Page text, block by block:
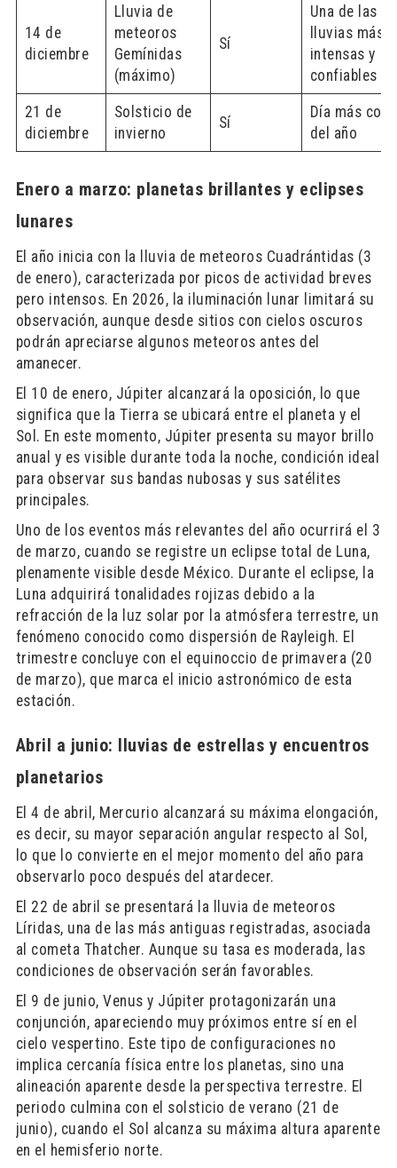
14 de
diciembre
Lluvia de
meteoros
Gemínidas
(máximo)
Sí
Una de las
lluvias más
intensas y
confiables
21 de
diciembre
Solsticio de
invierno
Sí
Día más
del año
Enero a marzo: planetas brillantes y eclipses
lunares
El año inicia con la lluvia de meteoros Cuadrántidas (3
de enero), caracterizada por picos de actividad breves
pero intensos. En 2026, la iluminación lunar limitará su
observación, aunque desde sitios con cielos oscuros
podrán apreciarse algunos meteoros antes del
amanecer.
El 10 de enero, Júpiter alcanzará la oposición, lo que
significa que la Tierra se ubicará entre el planeta y el
Sol. En este momento, Júpiter presenta su mayor brillo
anual y es visible durante toda la noche, condición ideal
para observar sus bandas nubosas y sus satélites
principales.
Uno de los eventos más relevantes del año ocurrirá el 3
de marzo, cuando se registre un eclipse total de Luna,
plenamente visible desde México. Durante el eclipse, la
Luna adquirirá tonalidades rojizas debido a la
refracción de la luz solar por la atmósfera terrestre, un
fenómeno conocido como dispersión de Rayleigh. El
trimestre concluye con el equinoccio de primavera (20
de marzo), que marca el inicio astronómico de esta
estación.
Abril a junio: lluvias de estrellas y encuentros
planetarios
El 4 de abril, Mercurio alcanzará su máxima elongación,
es decir, su mayor separación angular respecto al Sol,
lo que lo convierte en el mejor momento del año para
observarlo poco después del atardecer.
El 22 de abril se presentará la lluvia de meteoros
Líridas, una de las más antiguas registradas, asociada
al cometa Thatcher. Aunque su tasa es moderada, las
condiciones de observación serán favorables.
El 9 de junio, Venus y Júpiter protagonizarán una
conjunción, apareciendo muy próximos entre sí en el
cielo vespertino. Este tipo de configuraciones no
implica cercanía física entre los planetas, sino una
alineación aparente desde la perspectiva terrestre. El
periodo culmina con el solsticio de verano (21 de
junio), cuando el Sol alcanza su máxima altura aparente
en el hemisferio norte.